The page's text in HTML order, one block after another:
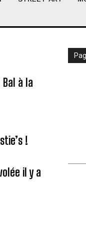
à la
!
il y a